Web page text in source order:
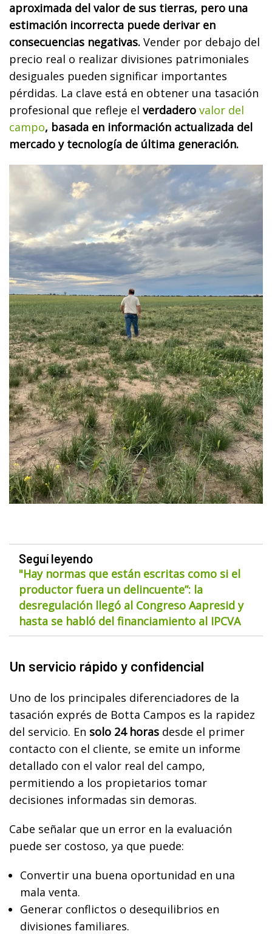
aproximada del valor de sus tierras, pero una
estimación incorrecta puede derivar en
consecuencias negativas. Vender por debajo del
precio real o realizar divisiones patrimoniales
desiguales pueden significar importantes
pérdidas. La clave está en obtener una tasación
profesional que refleje el verdadero valor del
campo, basada en información actualizada del
mercado y tecnología de última generación.
Seguí leyendo
"Hay normas que están escritas como si el
productor fuera un delincuente”: la
desregulación llegó al Congreso Aapresid y
hasta se habló del financiamiento al IPCVA
Un servicio rápido y confidencial
Uno de los principales diferenciadores de la
tasación exprés de Botta Campos es la rapidez
del servicio. En solo 24 horas desde el primer
contacto con el cliente, se emite un informe
detallado con el valor real del campo,
permitiendo a los propietarios tomar
decisiones informadas sin demoras.
Cabe señalar que un error en la evaluación
puede ser costoso, ya que puede:
Convertir una buena oportunidad en una
mala venta.
Generar conflictos o desequilibrios en
divisiones familiares.